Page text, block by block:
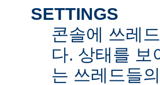
SETTINGS
콘솔에 쓰레
다. 상태를 보
는 쓰레드들